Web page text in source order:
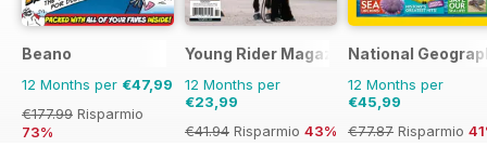
Beano
12 Months per €47,99
€177.99 Risparmio
73%
Young Rider Magazine
12 Months per
€23,99
€41.94 Risparmio 43%
National
12 Months per
€45,99
€77.87 Risparmio